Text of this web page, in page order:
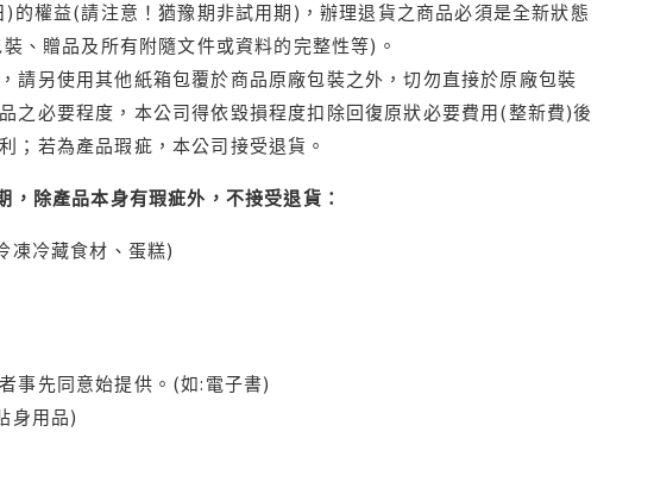
權益(請注意！猶豫期非試用期)，辦理退貨之商品必須是全新狀態
、贈品及所有附隨文件或資料的完整性等)。
另使用其他紙箱包覆於商品原廠包裝之外，切勿直接於原廠包裝
之必要程度，本公司得依毀損程度扣除回復原狀必要費用(整新費)後
；若為產品瑕疵，本公司接受退貨。
除產品本身有瑕疵外，不接受退貨：
凍冷藏食材、蛋糕)
事先同意始提供。(如:電子書)
身用品)